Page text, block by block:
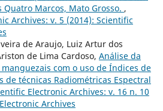
Quatro Marcos, Mato Grosso. ,
Archives: v. 5 (2014): Scientific
de Araujo, Luiz Artur dos
de Lima Cardoso, Análise da
com o uso de Índices de
de técnicas Radiométricas Espectral
Electronic Archives: v. 16 n. 10
Archives